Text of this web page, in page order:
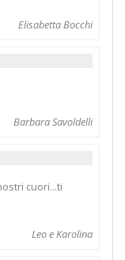
Elisabetta Bocchi
Barbara Savoldelli
cuori...ti
Leo e Karolina